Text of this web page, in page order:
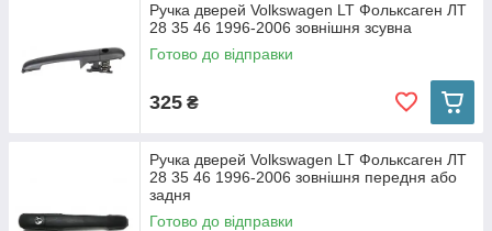
Ручка дверей Volkswagen LT Фольксаген ЛТ
28 35 46 1996-2006 зовнішня зсувна
Готово до відправки
325 ₴
Ручка дверей Volkswagen LT Фольксаген ЛТ
28 35 46 1996-2006 зовнішня передня або
задня
Готово до відправки